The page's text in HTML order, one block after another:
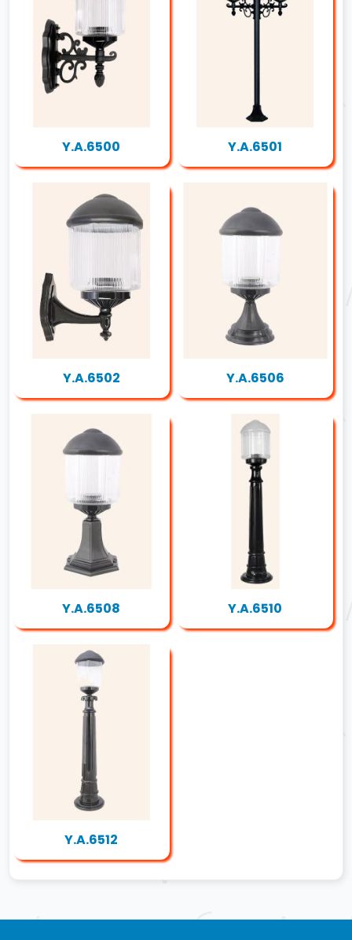
Y.A.6500 Y.A.6501
Y.A.6502 Y.A.6506
Y.A.6508 Y.A.6510
Y.A.6512